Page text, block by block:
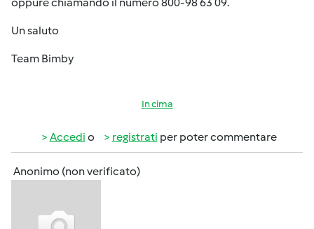
Un saluto
Team Bimby
In cima
Accedi o registrati per poter commentare
Anonimo (non verificato)